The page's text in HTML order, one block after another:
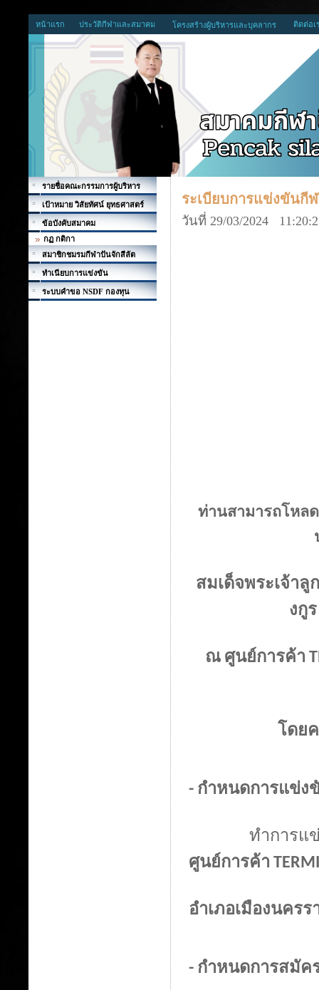
หน้าแรก ประวัติกีฬาและสมาคม โครงสร้างผู้บริหารและบุคลากร ติดต่อเ
รายชื่อคณะกรรมการผู้บริหาร
เป้าหมาย วิสัยทัศน์ ยุทธศาสตร์
ข้อบังคับสมาคม
กฏ กติกา
สมาชิกชมรมกีฬาปันจักสีลัต
ทำเนียบการแข่งขัน
ระบบคำขอ NSDF กองทุน
ระเบียบการแข่งขันกี
วันที่ 29/03/2024
ท่านสามารถโหล
สมเด็จพระเจ้าลู
งกู
ณ ศูนย์การค้า
โดย
- กำหนดการแข่
ทำการแข่งขั
ศูนย์การค้า
อำเภอเมืองนคร
- กำหนดการสมัค